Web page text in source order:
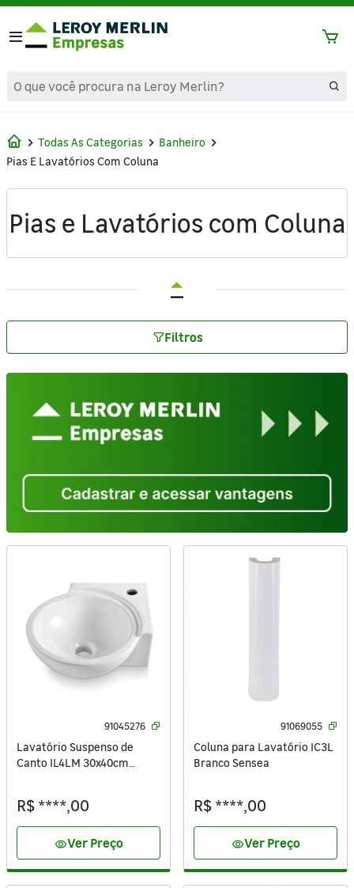
text.skipToContent
text.skipToNavigation
Todas As Categorias
Banheiro
Pias E Lavatórios Com Coluna
Pias e Lavatórios com Coluna
Filtros
91045276
Lavatório Suspenso de
Canto IL4LM 30x40cm
R$ ****,00
visibilityVer Preço
91069055
Coluna para Lavatório IC3L
Branco Sensea
R$ ****,00
visibilityVer Preço